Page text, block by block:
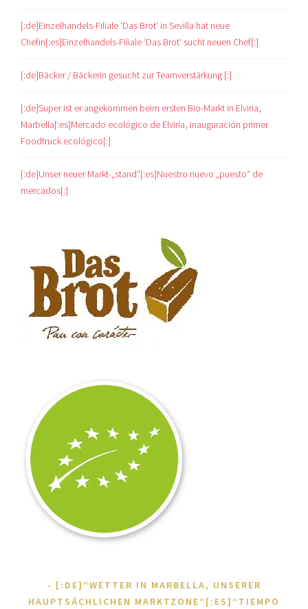
[:de]Einzelhandels-Filiale ‘Das Brot‘ in Sevilla hat neue
Chefin[:es]Einzelhandels-Filiale ‘Das Brot‘ sucht neuen Chef[:]
[:de]Bäcker / Bäckerin gesucht zur Teamverstärkung [:]
[:de]Super ist er angekommen beim ersten Bio-Markt in Elviria,
Marbella[:es]Mercado ecológico de Elviria, inauguración primer
Foodtruck ecológico[:]
[:de]Unser neuer Markt-„stand“[:es]Nuestro nuevo „puesto“ de
mercados[:]
[:DE]“WETTER IN MARBELLA, UNSERER
HAUPTSÄCHLICHEN MARKTZONE“[:ES]“TIEMPO